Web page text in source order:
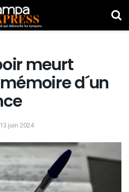
meurt
d´un
13 juin 2024